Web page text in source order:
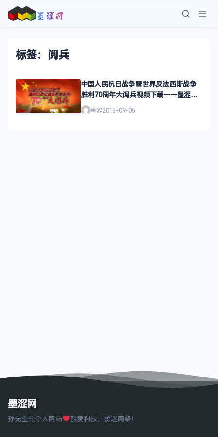
标签：阅兵
中国人民抗日战争暨世界反法西斯战争
胜利70周年大阅兵视频下载——墨涩颓
废网
墨涩2015-09-05
墨涩网
孙先生的个人网站 酷爱科技，痴迷网络！